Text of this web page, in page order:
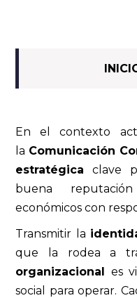
En el contexto
la Comunicación
estratégica clave
buena
económicos con
Transmitir la
que la rodea a
organizacional es
social para operar.